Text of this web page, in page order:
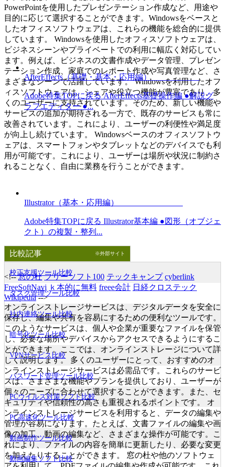
PowerPointを使用したプレゼンテーション作成など、用途や
目的に応じて選択することができます。Windowsをベースと
したオフィスソフトウェアは、これらの機能を総合的に提供
しています。 Windowsを使用したオフィスソフトウェアは、
ビジネスシーンやプライベートでの利用に幅広く対応してい
ます。例えば、ビジネスの文書作成やデータ管理、プレゼン
テーション作成、家庭でのレポート作成や写真管理など、さ
まざまなシーンで活躍しています。 Windowsを利用したオフ
ィスソフトウェアは、シェアや役立つ機能が豊富であり、多
くのユーザーに支持されています。そのため、新しい機能や
サービスの追加が期待される一方で、既存のサービスも常に
改善されています。これにより、ユーザーの利便性や満足度
が向上し続けています。 Windowsベースのオフィスソフトウ
ェアは、スマートフォンやタブレットなどのデバイスでも利
用が可能です。これにより、ユーザーは場所や状況に制約さ
れることなく、自由に業務を行うことができます。
<!--窓の杜 フリーソフト100 テックキャンプ cyberlink
FreeSoftNavi ｋ本的に無料 freee会計 日経クロステック
Wikipedia-->
オンラインストレージサービスは、デジタルデータを安全に
保存し、編集や共有を容易にするための便利なツールです。
このようなサービスは、個人や企業が重要なファイルを保管
し、必要な場所やデバイスからアクセスできるようにするこ
とができます。ここでは、オンラインストレージについて詳
しく説明します。 多くのユーザーにとって、おすすめのオ
ンラインストレージサービスは必需品です。これらのサービ
スは、さまざまな機能やプランを提供しており、ユーザーが
個々のニーズに合わせて選択することができます。また、セ
キュリティや信頼性の高さも重視されるポイントです。 オ
ンラインストレージサービスを利用すると、データの編集や
管理が容易になります。たとえば、文書ファイルの編集や画
像の加工、動画の編集など、さまざまな操作が可能です。こ
れにより、ファイルの内容を簡単に更新したり、必要な変更
を加えたりすることができます。 窓の杜や他のソフトウェ
AfterEffects（基礎・基本・応用編）
Adobe特集TOPに戻る AfterEffects基礎操作編 ●解説グ
ラフエディター ●...
Illustrator（基本・応用編）
Adobe特集TOPに戻る Illustrator基本編 ●図形（オブジェ
クト）の複製・整列...
比較記事 ※外部サイト
校正支援ツール比較
タスク管理ツール比較
社内連絡ツール比較
暗号化ツール比較
VPNサービス比較
パスワード管理ツール比較
PCウイルス対策ソフト比較
PC高速化ツール比較
動画制作ツール比較
動画編集ソフト比較